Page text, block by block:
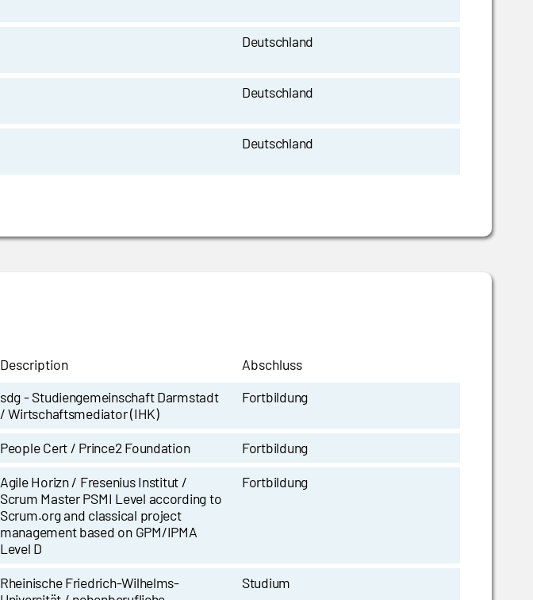
Deutschland
Deutschland
Deutschland
Description
Abschluss
sdg - Studiengemeinschaft Darmstadt
/ Wirtschaftsmediator (IHK)
Fortbildung
People Cert / Prince2 Foundation
Fortbildung
Agile Horizn / Fresenius Institut /
Scrum Master PSMI Level according to
Scrum.org and classical project
management based on GPM/IPMA
Level D
Fortbildung
Rheinische Friedrich-Wilhelms-
Studium